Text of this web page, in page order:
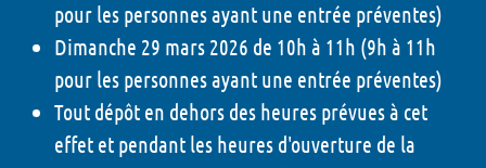
pour les personnes ayant une entrée préventes)
Dimanche 29 mars 2026 de 10h à 11h (9h à 11h
pour les personnes ayant une entrée préventes)
Tout dépôt en dehors des heures prévues à cet
effet et pendant les heures d'ouverture de la